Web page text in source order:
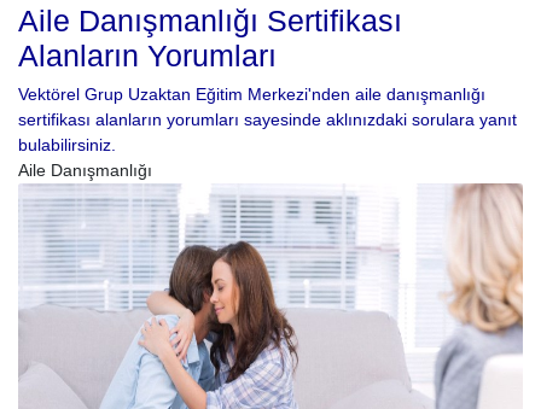
Aile Danışmanlığı Sertifikası
Alanların Yorumları
Vektörel Grup Uzaktan Eğitim Merkezi'nden aile danışmanlığı
sertifikası alanların yorumları sayesinde aklınızdaki sorulara yanıt
bulabilirsiniz.
Aile Danışmanlığı